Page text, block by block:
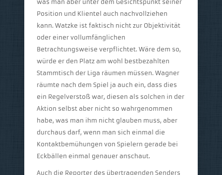
was man aber unter dem Gesichtspunkt seiner
Position und Klientel auch nachvollziehen
kann. Watzke ist faktisch nicht zur Objektivität
oder einer vollumfänglichen
Betrachtungsweise verpflichtet. Wäre dem so,
würde er den Platz am wohl bestbezahlten
Stammtisch der Liga räumen müssen. Wagner
räumte nach dem Spiel ja auch ein, dass dies
ein Regelverstoß war, diesen als solchen in der
Aktion selbst aber nicht so wahrgenommen
habe, was man ihm nicht glauben muss, aber
durchaus darf, wenn man sich einmal die
Kontaktbemühungen von Spielern gerade bei
Eckbällen einmal genauer anschaut.
Auch die Reporter des übertragenden Senders